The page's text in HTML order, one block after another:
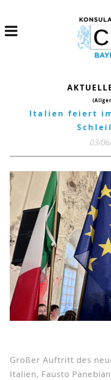
Italien feiert
03/
Großer Auftritt des
Italien, Fausto